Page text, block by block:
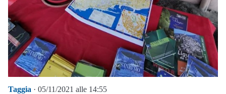
Taggia · 05/11/2021 alle 14:55